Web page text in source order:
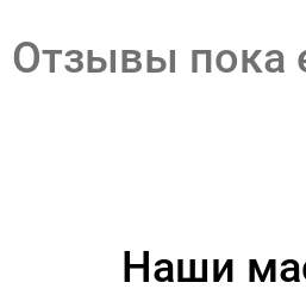
Отзывы пока
Наши